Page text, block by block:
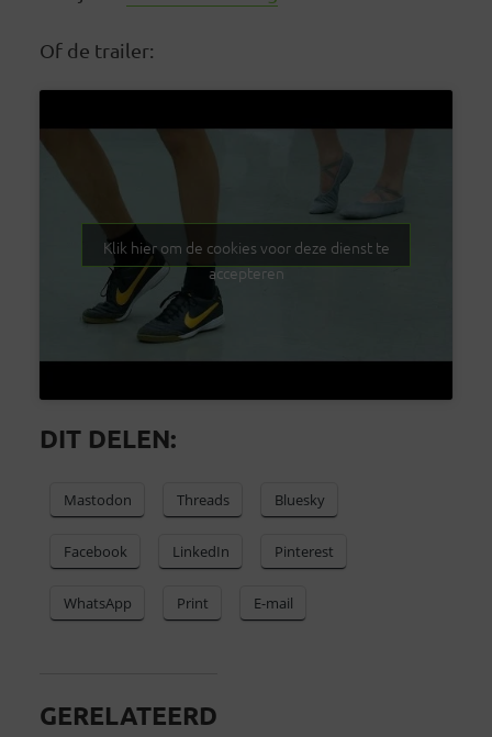
Of de trailer:
Klik hier om de cookies voor deze dienst te
accepteren
DIT DELEN:
Mastodon Threads Bluesky
Facebook LinkedIn Pinterest
WhatsApp Print E-mail
GERELATEERD